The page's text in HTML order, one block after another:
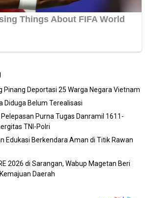
Pinang Deportasi 25 Warga Negara Vietnam
Diduga Belum Terealisasi
Purna Tugas Danramil 1611-
TNI-Polri
Edukasi Berkendara Aman di Titik Rawan
2026 di Sarangan, Wabup Magetan Beri
Daerah